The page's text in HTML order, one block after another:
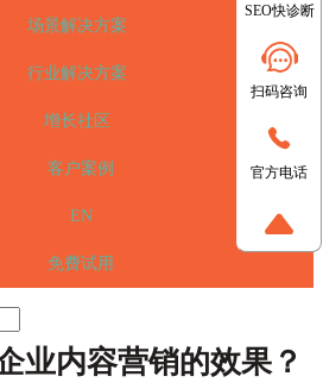
场景解决方案
行业解决方案
增长社区
客户案例
EN
免费试用
业内容营销的效果？
SEO快诊断
扫码咨询
官方电话